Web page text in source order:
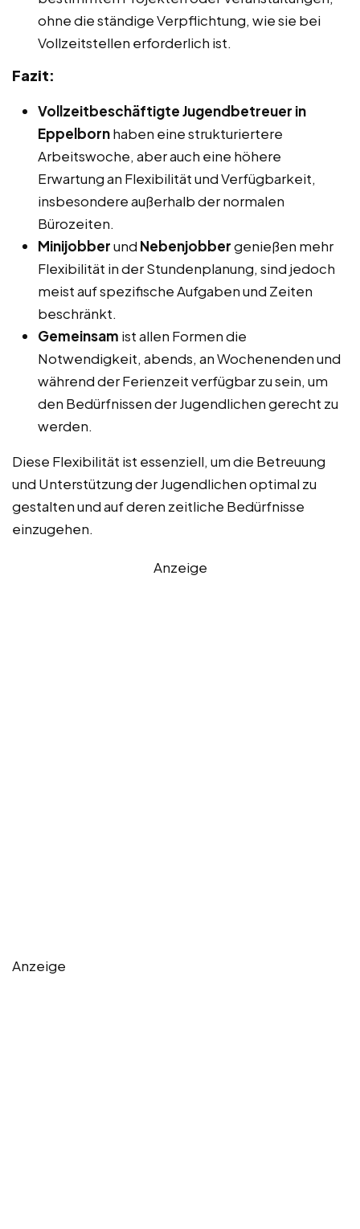
ohne die ständige Verpflichtung, wie sie bei
Vollzeitstellen erforderlich ist.
Fazit:
Vollzeitbeschäftigte Jugendbetreuer in
Eppelbornhaben eine strukturiertere
Arbeitswoche, aber auch eine höhere
Erwartung an Flexibilität und Verfügbarkeit,
insbesondere außerhalb der normalen
Bürozeiten.
Minijobberund Nebenjobbergenießen mehr
Flexibilität in der Stundenplanung, sind jedoch
meist auf spezifische Aufgaben und Zeiten
beschränkt.
Gemeinsam ist allen Formen die
Notwendigkeit, abends, an Wochenenden und
während der Ferienzeit verfügbar zu sein, um
den Bedürfnissen der Jugendlichen gerecht zu
werden.
Diese Flexibilität ist essenziell, um die Betreuung
und Unterstützung der Jugendlichen optimal zu
gestalten und auf deren zeitliche Bedürfnisse
einzugehen.
Anzeige
Anzeige